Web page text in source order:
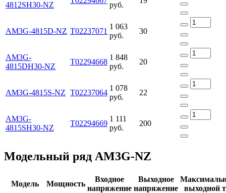
4812SH30-NZ
руб.
AM3G-4815D-NZ Т02237071
1 063
руб.
30
AM3G-
4815DH30-NZ
Т02294668
1 848
руб.
20
AM3G-4815S-NZ Т02237064
1 078
руб.
22
AM3G-
4815SH30-NZ
Т02294669
1 111
руб.
200
Модельный ряд AM3G-NZ
Модель Мощность
Входное
напряжение
Выходное
напряжение
выходной